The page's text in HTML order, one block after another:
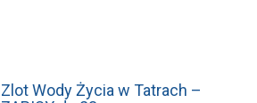
Zlot Wody Życia w Tatrach –